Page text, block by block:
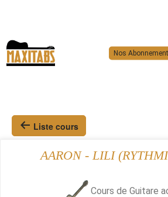
Nos
Liste cours
AARON - LILI
Cours de Guitare